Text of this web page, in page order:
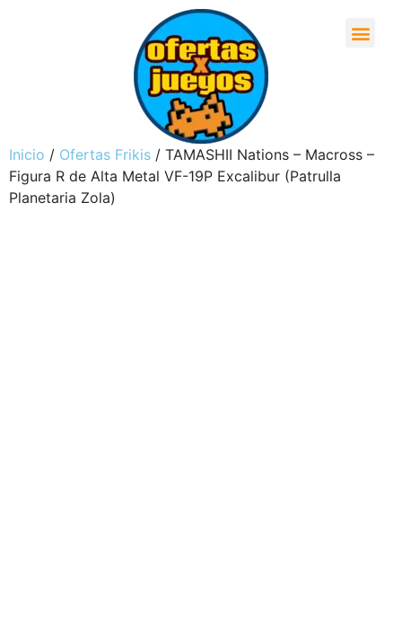
Inicio / Ofertas Frikis / TAMASHII Nations – Macross –
Figura R de Alta Metal VF-19P Excalibur (Patrulla
Planetaria Zola)